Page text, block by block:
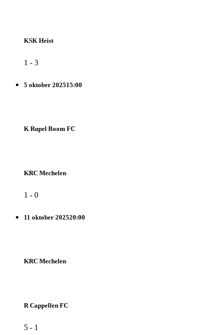
KSK Heist
1 - 3
5 oktober 202515:00
K Rupel Boom FC
KRC Mechelen
1 - 0
11 oktober 202520:00
KRC Mechelen
R Cappellen FC
5 - 1